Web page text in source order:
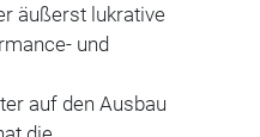
äußerst lukrative
und
auf den Ausbau